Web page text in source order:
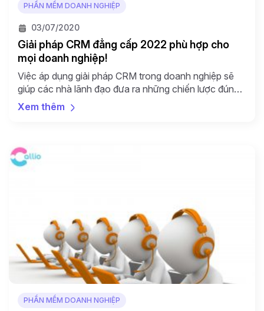
PHẦN MỀM DOANH NGHIỆP
03/07/2020
Giải pháp CRM đẳng cấp 2022 phù hợp cho
mọi doanh nghiệp!
Việc áp dụng giải pháp CRM trong doanh nghiệp sẽ
giúp các nhà lãnh đạo đưa ra những chiến lược đúng
đắn và hiệu quả hơn trong việc quản trị hoạt động
kinh doanh của mình. Cũng giống như các nền tảng
Xem thêm
PHẦN MỀM DOANH NGHIỆP